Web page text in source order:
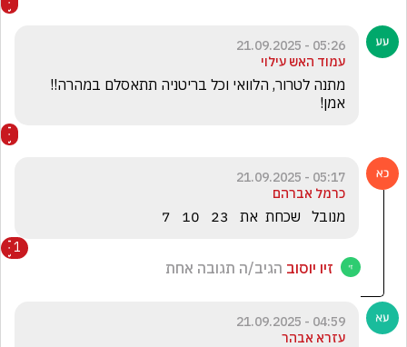
05:26 - 21.09.2025
עמוד האש עילוי
אמן!
05:17 - 21.09.2025
כרמל אברהם
מנובל   שכחת  את   23   10   7
1
זיו יוסוב הגיב/ה תגובה אחת
04:59 - 21.09.2025
עזרא אבהר